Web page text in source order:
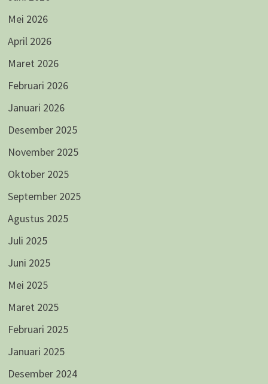
Mei 2026
April 2026
Maret 2026
Februari 2026
Januari 2026
Desember 2025
November 2025
Oktober 2025
September 2025
Agustus 2025
Juli 2025
Juni 2025
Mei 2025
Maret 2025
Februari 2025
Januari 2025
Desember 2024